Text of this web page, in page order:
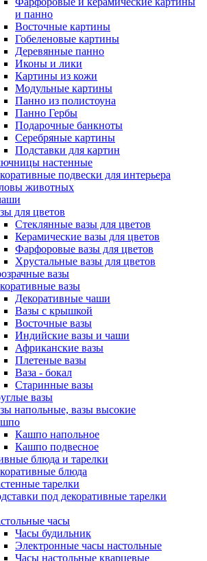
и панно
Восточные картины
Гобеленовые картины
Деревянные панно
Иконы и лики
Картины из кожи
Модульные картины
Панно из полистоуна
Панно Гербы
Подарочные банкноты
Серебряные картины
Подставки для картин
настенные
подвески для интерьера
животных
для цветов
Стеклянные вазы для цветов
Керамические вазы для цветов
Фарфоровые вазы для цветов
Хрустальные вазы для цветов
вазы
вазы
Декоративные чаши
Вазы с крышкой
Восточные вазы
Индийские вазы и чаши
Африканские вазы
Плетеные вазы
Ваза - бокал
Старинные вазы
вазы
напольные, вазы высокие
Кашпо напольное
Кашпо подвесное
блюда и тарелки
блюда
тарелки
под декоративные тарелки
часы
Часы будильник
Электронные часы настольные
Часы настольные кварцевые